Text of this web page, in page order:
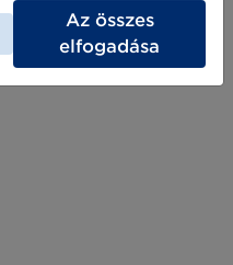
Az összes
elfogadása